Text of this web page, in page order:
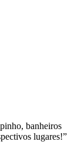
banheiros
lugares!”